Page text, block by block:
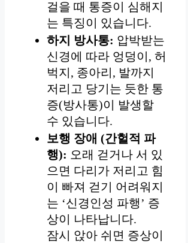
걸을 때 통증이 심해지
는 특징이 있습니다.
하지 방사통: 압박받는
신경에 따라 엉덩이, 허
벅지, 종아리, 발까지
저리고 당기는 듯한 통
증(방사통)이 발생할
수 있습니다.
보행 장애 (간헐적 파
행): 오래 걷거나 서 있
으면 다리가 저리고 힘
이 빠져 걷기 어려워지
는 ‘신경인성 파행’ 증
상이 나타납니다.
잠시 앉아 쉬면 증상이